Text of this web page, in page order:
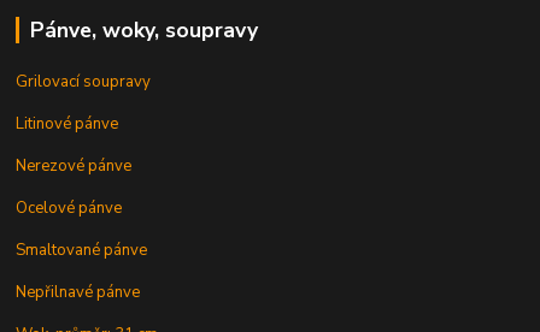
Pánve, woky, soupravy
Grilovací soupravy
Litinové pánve
Nerezové pánve
Ocelové pánve
Smaltované pánve
Nepřilnavé pánve